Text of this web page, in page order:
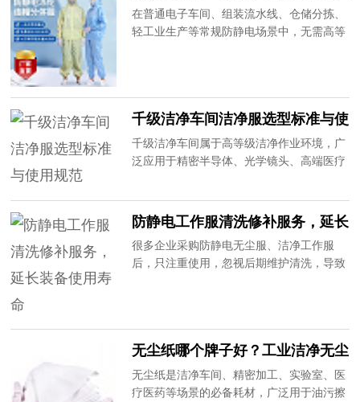
存在品质参差不齐、价格虚高、供货不稳
定、无售后等问题。20年专注无尘防静电用
优选
在普通电子车间、组装流水线、仓储分拣、
轻工业生产等常规防静电场景中，无需高等
年专注防静电工作服生产定制，为大家详解
分体防静电工作服的产品优势与选购要点。
千级洁净车间洁净服选型标准与使
用规范
千级洁净车间属于高等级洁净作业环境，广
泛应用于精密半导体、光学镜头、高端医疗
准，而洁净服的选型和规范使用，是保障车
间达标的核心环节。很多企业因选型不当、
使用不规范，导致车间检测不达标、产品良
率偏低。20年专业无尘厂家为大家详解千级
防静电工作服清洗修补服务，延长
装备使用寿命
很多企业采购防静电无尘服、洁净工作服
后，只注重使用，忽视后期维护清洗，导致
损、导电丝失效、粉尘残留等问题。作为20
年专业无尘防静电厂家，我们提供专属售后
清洗修补服务，为企业解决装备运维难题。
无尘纸哪个牌子好？工业洁净无尘
纸选购攻略
无尘纸是洁净车间、精密加工、实验室、医
疗医药等场景的必备耗材，广泛用于油污擦